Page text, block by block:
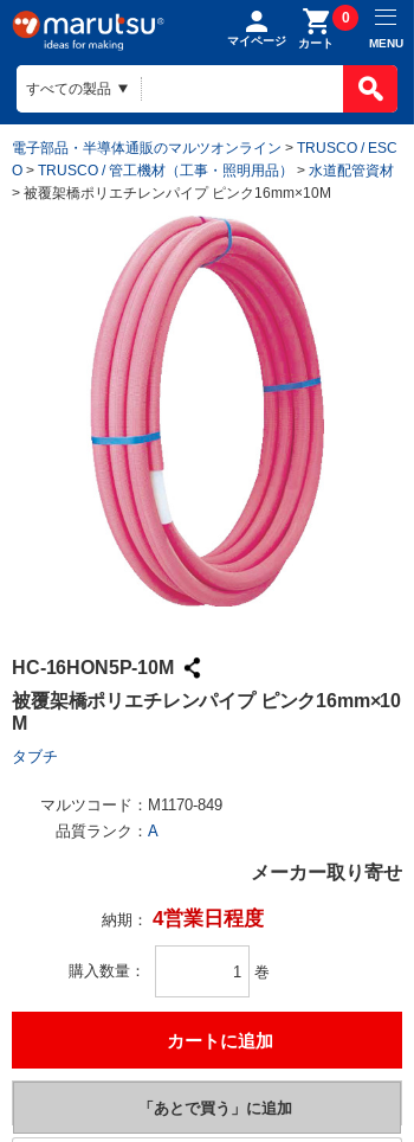
マイページ カート
0
MENU
電子部品・半導体通販のマルツオンライン > TRUSCO / ESC
O > TRUSCO / 管工機材（工事・照明用品） > 水道配管資材
> 被覆架橋ポリエチレンパイプ ピンク16mm×10M
HC-16HON5P-10M
被覆架橋ポリエチレンパイプ ピンク16mm×10
M
タブチ
マルツコード： M1170-849
品質ランク： A
メーカー取り寄せ
納期： 4営業日程度
購入数量 巻